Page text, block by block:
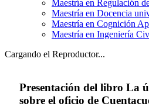
Maestría en Regulación
Maestría en Docencia
Maestría en Cognición
Maestría en Ingeniería
Cargando el Reproductor...
Presentación del libro La
sobre el oficio de